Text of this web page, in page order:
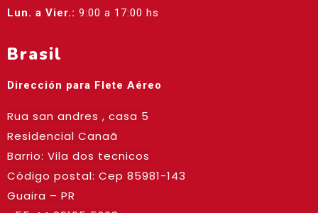
Lun. a Vier.: 9:00 a 17:00 hs
Brasil
Dirección para Flete Aéreo
Rua san andres , casa 5
Residencial Canaã
Barrio: Vila dos tecnicos
Código postal: Cep 85981-143
Guaira – PR